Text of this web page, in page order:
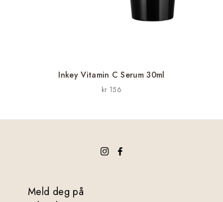
Inkey Vitamin C Serum 30ml
kr 156
Meld deg på